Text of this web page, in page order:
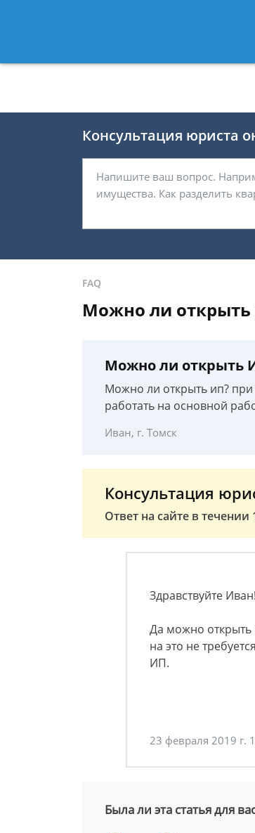
-
Консультация юриста
FAQ
Можно ли открыть
Можно ли открыть
Можно ли открыть ип? при
работать на основной
Иван, г. Томск
Консультация
Ответ на сайте в течении
Здравствуйте Иван!
Да можно открыть
на это не
ИП.
23 февраля 2019 г.
Была ли эта статья для